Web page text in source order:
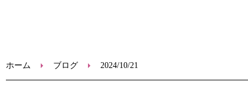
ホーム ブログ 2024/10/21